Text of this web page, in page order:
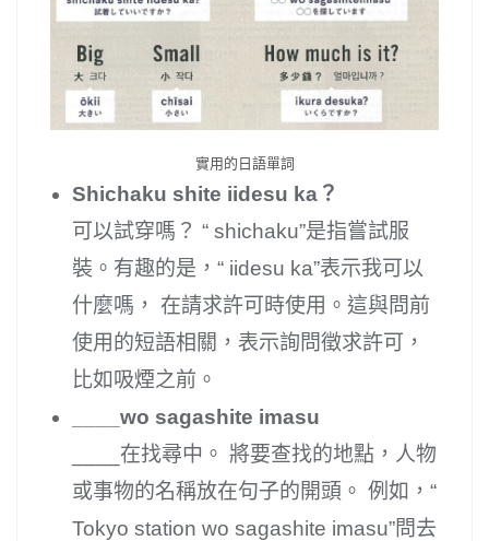
實用的日語單詞
Shichaku shite iidesu ka？
可以試穿嗎？ “ shichaku”是指嘗試服
裝。有趣的是，“ iidesu ka”表示我可以
什麼嗎， 在請求許可時使用。這與問前
使用的短語相關，表示詢問徵求許可，
比如吸煙之前。
____wo sagashite imasu
____在找尋中。 將要查找的地點，人物
或事物的名稱放在句子的開頭。 例如，“
Tokyo station wo sagashite imasu”問去